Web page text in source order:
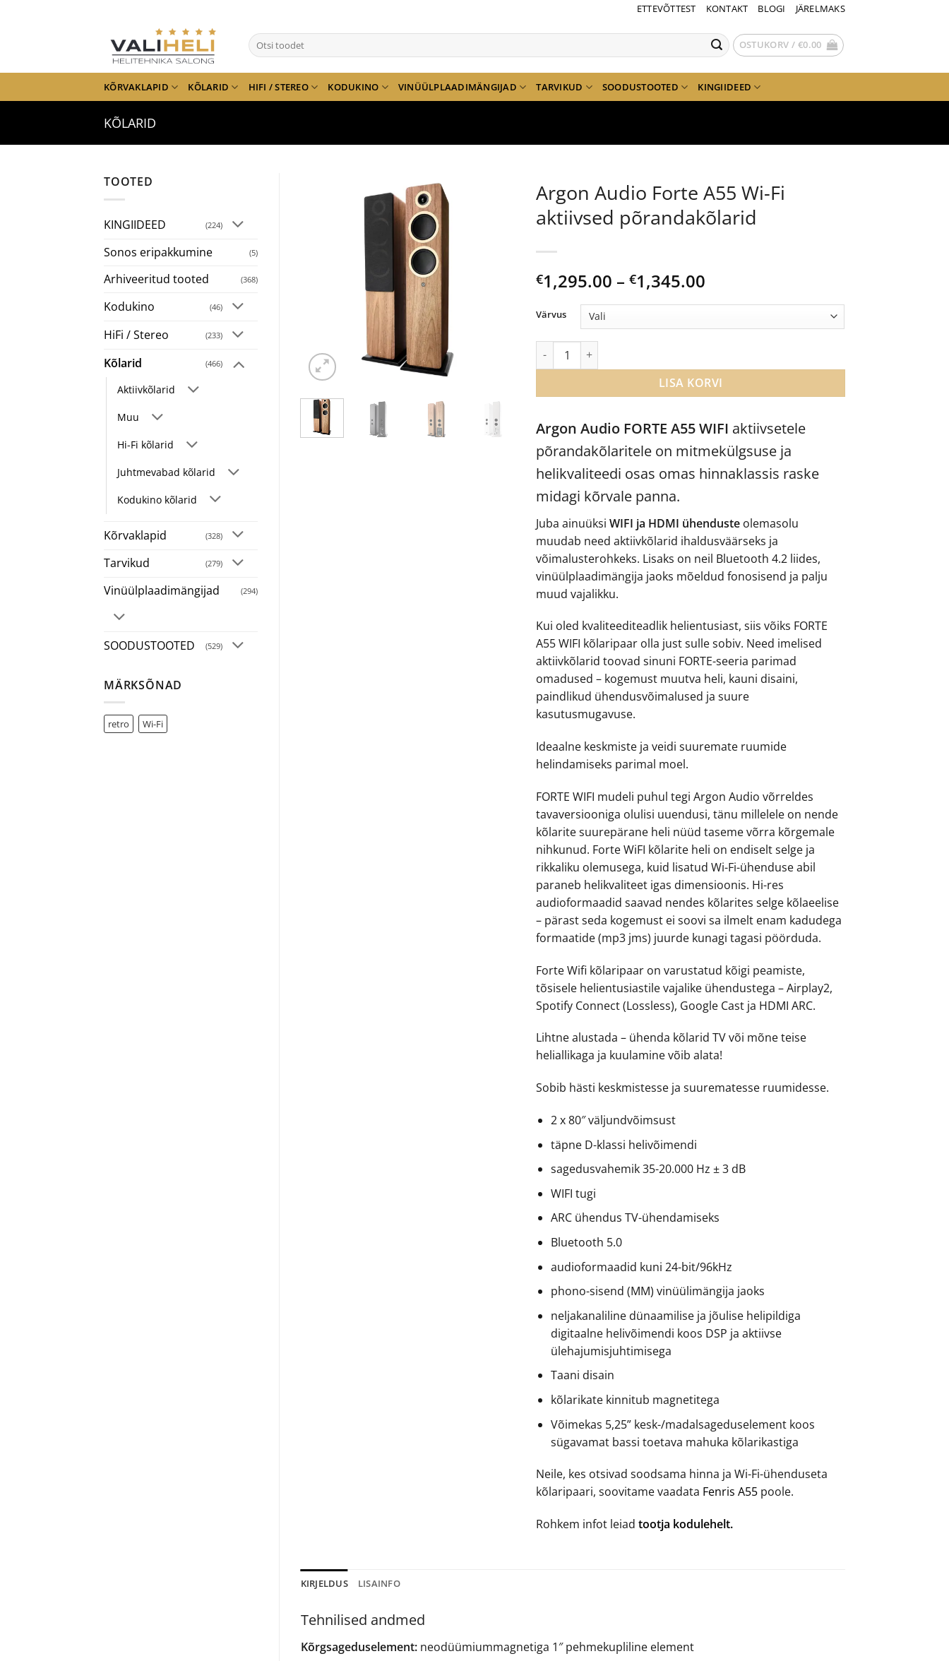
ETTEVÕTTEST KONTAKT BLOGI JÄRELMAKS
Otsi: OSTUKORV / €0.00
KÕRVAKLAPID KÕLARID HIFI / STEREO KODUKINO VINÜÜLPLAADIMÄNGIJAD TARVIKUD SOODUSTOOTED KINGIIDEED
KÕLARID
TOOTED
KINGIIDEED (224)
Sonos eripakkumine (5)
Arhiveeritud tooted (368)
Kodukino (46)
HiFi / Stereo (233)
Kõlarid (466)
Aktiivkõlarid
Muu
Hi-Fi kõlarid
Juhtmevabad kõlarid
Kodukino kõlarid
Kõrvaklapid (328)
Tarvikud (279)
Vinüülplaadimängijad (294)
SOODUSTOOTED (529)
MÄRKSÕNAD
retro Wi-Fi
Argon Audio Forte A55 Wi-Fi
aktiivsed põrandakõlarid
€1,295.00 – €1,345.00
through
Argon Audio FORTE A55 WIFI aktiivsetele
põrandakõlaritele on mitmekülgsuse ja
helikvaliteedi osas omas hinnaklassis raske
midagi kõrvale panna.
Juba ainuüksiWIFI ja HDMI ühenduste olemasolu
muudab need aktiivkõlarid ihaldusväärseks ja
võimalusterohkeks. Lisaks on neil Bluetooth 4.2 liides,
vinüülplaadimängija jaoks mõeldud fonosisend ja palju
muud vajalikku.
Kui oled kvaliteediteadlik helientusiast, siis võiks FORTE
A55 WIFI kõlaripaar olla just sulle sobiv. Need imelised
aktiivkõlarid toovad sinuni FORTE-seeria parimad
omadused – kogemust muutva heli, kauni disaini,
paindlikud ühendusvõimalused ja suure
kasutusmugavuse.
Ideaalne keskmiste ja veidi suuremate ruumide
helindamiseks parimal moel.
FORTE WIFI mudeli puhul tegi Argon Audio võrreldes
tavaversiooniga olulisi uuendusi, tänu millelele on nende
kõlarite suurepärane heli nüüd taseme võrra kõrgemale
nihkunud. Forte WiFI kõlarite heli on endiselt selge ja
rikkaliku olemusega, kuid lisatud Wi-Fi-ühenduse abil
paraneb helikvaliteet igas dimensioonis. Hi-res
audioformaadid saavad nendes kõlarites selge kõlaeelise
– pärast seda kogemust ei soovi sa ilmelt enam kadudega
formaatide (mp3 jms) juurde kunagi tagasi pöörduda.
Forte Wifi kõlaripaar on varustatud kõigi peamiste,
tõsisele helientusiastile vajalike ühendustega – Airplay2,
Spotify Connect (Lossless), Google Cast ja HDMI ARC.
Lihtne alustada – ühenda kõlarid TV või mõne teise
heliallikaga ja kuulamine võib alata!
Sobib hästi keskmistesse ja suurematesse ruumidesse.
2 x 80″ väljundvõimsust
täpne D-klassi helivõimendi
sagedusvahemik 35-20.000 Hz ± 3 dB
WIFI tugi
ARC ühendus TV-ühendamiseks
Bluetooth 5.0
audioformaadid kuni 24-bit/96kHz
phono-sisend (MM) vinüülimängija jaoks
neljakanaliline dünaamilise ja jõulise helipildiga
digitaalne helivõimendi koos DSP ja aktiivse
ülehajumisjuhtimisega
Taani disain
kõlarikate kinnitub magnetitega
Võimekas 5,25” kesk-/madalsageduselement koos
sügavamat bassi toetava mahuka kõlarikastiga
Neile, kes otsivad soodsama hinna ja Wi-Fi-ühenduseta
kõlaripaari, soovitame vaadata Fenris A55 poole.
Rohkem infot leiadtootja kodulehelt.
Värvus
Argon Audio Forte A55 Wi-Fi aktiivsed põrandakõlarid kogus
LISA KORVI
KIRJELDUS LISAINFO
Tehnilised andmed
Kõrgsageduselement:neodüümiummagnetiga 1″ pehmekupliline element